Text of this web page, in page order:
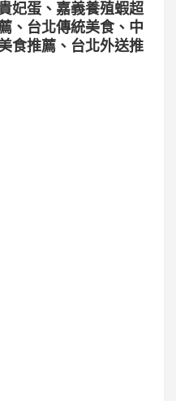
妃蛋、嘉義養殖蝦超
、台北傳統美食、中
食推薦、台北外送推